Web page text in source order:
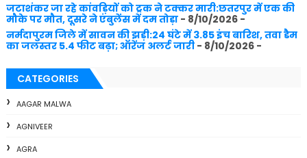
जटाशंकर जा रहे कांवड़ियों को ट्रक ने टक्कर मारी:छतरपुर में एक की
मौके पर मौत, दूसरे ने एंबुलेंस में दम तोड़ा- 8/10/2026-
नर्मदापुरम जिले में सावन की झड़ी:24 घंटे में 3.85 इंच बारिश, तवा डैम
का जलस्तर 5.4 फीट बढ़ा; ऑरेंज अलर्ट जारी- 8/10/2026-
CATEGORIES
AAGAR MALWA
AGNIVEER
AGRA